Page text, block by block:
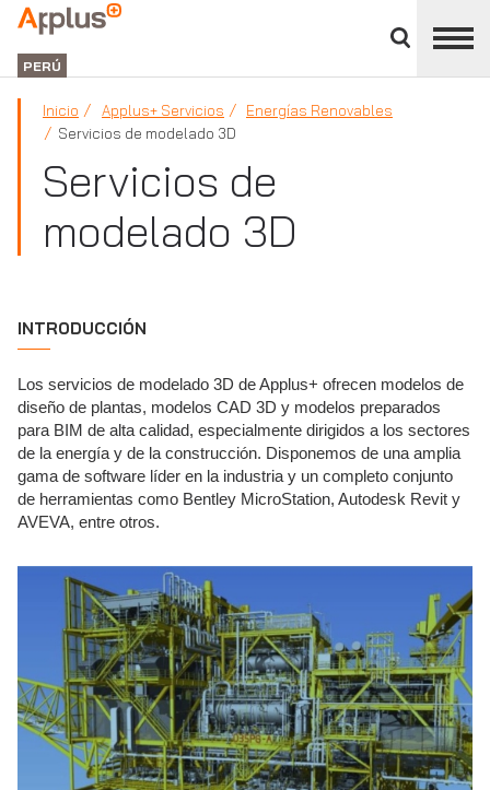
panel
Applus+
GROUP
PERÚ
Inicio Applus+ Servicios
Energías Renovables
Servicios de modelado 3D
Servicios de
modelado 3D
INTRODUCCIÓN
Los servicios de modelado 3D de Applus+ ofrecen modelos de
diseño de plantas, modelos CAD 3D y modelos preparados
para BIM de alta calidad, especialmente dirigidos a los sectores
de la energía y de la construcción. Disponemos de una amplia
gama de software líder en la industria y un completo conjunto
de herramientas como Bentley MicroStation, Autodesk Revit y
AVEVA, entre otros.